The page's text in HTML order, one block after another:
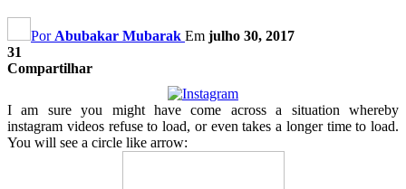
Por Abubakar Mubarak Em julho 30, 2017
31
Compartilhar
I am sure you might have come across a situation whereby
instagram videos refuse to load, or even takes a longer time to load.
You will see a circle like arrow: